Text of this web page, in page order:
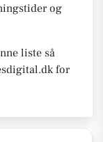
og
liste så
for